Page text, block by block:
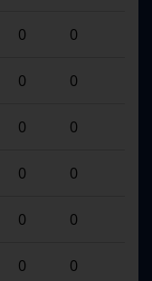
0 0
0 0
0 0
0 0
0 0
0 0